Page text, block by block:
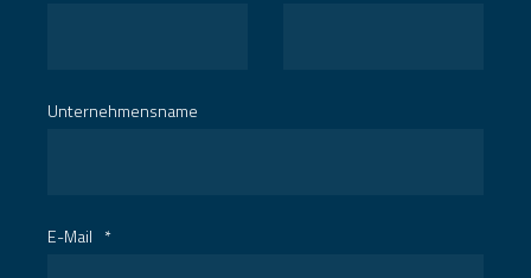
Unternehmensname
E-Mail *